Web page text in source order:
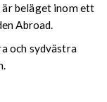
är beläget inom ett
Abroad.
och sydvästra